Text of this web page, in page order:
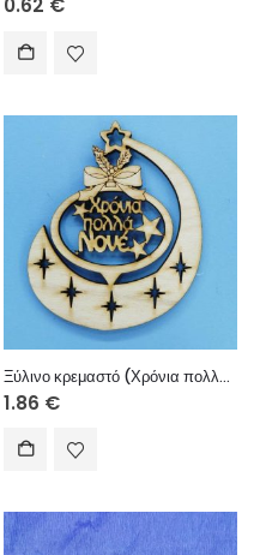
0.62 €
Ξύλινο κρεμαστό (Χρόνια πολλά Νονέ) 10 εκ.
1.86 €